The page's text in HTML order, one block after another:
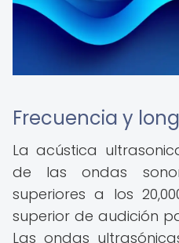
Frecuencia y
La acústica
de las ondas
superiores a los
superior de audición
Las ondas